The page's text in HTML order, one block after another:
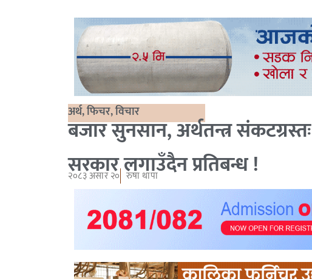
अर्थ,फिचर,विचार
बजार सुनसान, अर्थतन्त्र
सरकार लगाउँदैन प्रतिबन्ध !
२०८३ असार २० रुषा थापा